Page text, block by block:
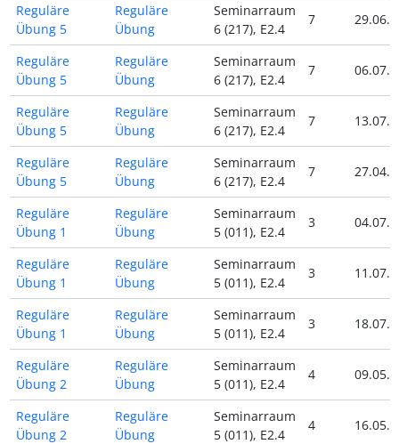
Reguläre
Übung 5
Reguläre
Übung
Seminarraum
6 (217), E2.4
7
Reguläre
Übung 5
Reguläre
Übung
Seminarraum
6 (217), E2.4
7
Reguläre
Übung 5
Reguläre
Übung
Seminarraum
6 (217), E2.4
7
Reguläre
Übung 5
Reguläre
Übung
Seminarraum
6 (217), E2.4
7
Reguläre
Übung 1
Reguläre
Übung
Seminarraum
5 (011), E2.4
3
Reguläre
Übung 1
Reguläre
Übung
Seminarraum
5 (011), E2.4
3
Reguläre
Übung 1
Reguläre
Übung
Seminarraum
5 (011), E2.4
3
Reguläre
Übung 2
Reguläre
Übung
Seminarraum
5 (011), E2.4
4
Reguläre
Übung 2
Reguläre
Übung
Seminarraum
5 (011), E2.4
4